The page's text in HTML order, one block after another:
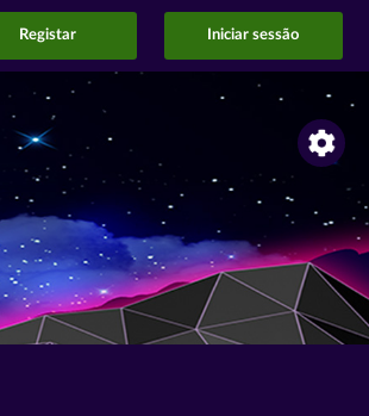
Registar Iniciar sessão